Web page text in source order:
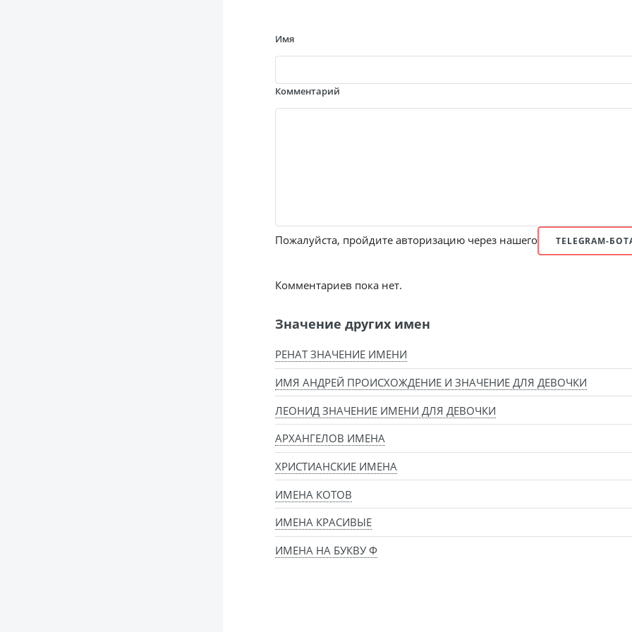
Имя
Комментарий
Пожалуйста, пройдите авторизацию через нашего TELEGRAM-
Комментариев пока нет.
Значение других имен
РЕНАТ ЗНАЧЕНИЕ ИМЕНИ
ИМЯ АНДРЕЙ ПРОИСХОЖДЕНИЕ И ЗНАЧЕНИЕ ДЛЯ ДЕВОЧКИ
ЛЕОНИД ЗНАЧЕНИЕ ИМЕНИ ДЛЯ ДЕВОЧКИ
АРХАНГЕЛОВ ИМЕНА
ХРИСТИАНСКИЕ ИМЕНА
ИМЕНА КОТОВ
ИМЕНА КРАСИВЫЕ
ИМЕНА НА БУКВУ Ф